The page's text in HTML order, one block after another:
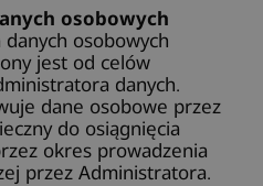
osobowych
osobowych
jest od celów
danych.
dane osobowe przez
do osiągnięcia
okres prowadzenia
przez Administratora.